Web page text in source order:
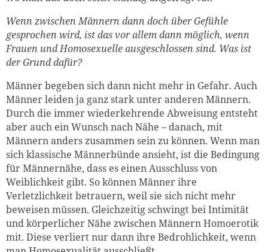
Wenn zwischen Männern dann doch über Gefühle
gesprochen wird, ist das vor allem dann möglich, wenn
Frauen und Homosexuelle ausgeschlossen sind. Was ist
der Grund dafür?
Männer begeben sich dann nicht mehr in Gefahr. Auch
Männer leiden ja ganz stark unter anderen Männern.
Durch die immer wiederkehrende Abweisung entsteht
aber auch ein Wunsch nach Nähe – danach, mit
Männern anders zusammen sein zu können. Wenn man
sich klassische Männerbünde ansieht, ist die Bedingung
für Männernähe, dass es einen Ausschluss von
Weiblichkeit gibt. So können Männer ihre
Verletzlichkeit betrauern, weil sie sich nicht mehr
beweisen müssen. Gleichzeitig schwingt bei Intimität
und körperlicher Nähe zwischen Männern Homoerotik
mit. Diese verliert nur dann ihre Bedrohlichkeit, wenn